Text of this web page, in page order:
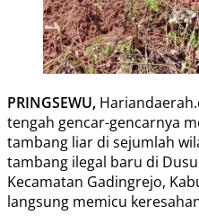
PRINGSEWU,
tengah gencar-gencarnya
tambang liar di sejumlah
tambang ilegal baru di
Kecamatan Gadingrejo,
langsung memicu